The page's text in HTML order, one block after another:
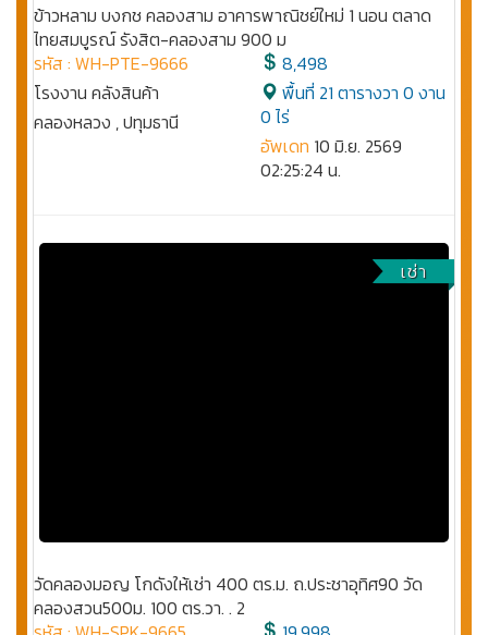
ข้าวหลาม บงกช คลองสาม อาคารพาณิชย์ใหม่ 1 นอน ตลาด
ไทยสมบูรณ์ รังสิต-คลองสาม 900 ม
รหัส : WH-PTE-9666
โรงงาน คลังสินค้า
คลองหลวง , ปทุมธานี
8,498
พื้นที่ 21 ตารางวา 0 งาน
0 ไร่
อัพเดท 10 มิ.ย. 2569
02:25:24 น.
เช่า
วัดคลองมอญ โกดังให้เช่า 400 ตร.ม. ถ.ประชาอุทิศ90 วัด
คลองสวน500ม. 100 ตร.วา. . 2